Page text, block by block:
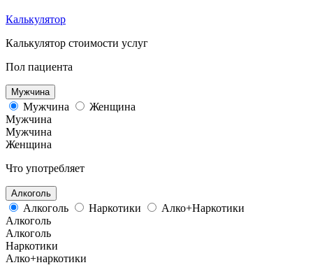
Калькулятор
Калькулятор стоимости услуг
Пол пациента
Мужчина
Мужчина
Женщина
Мужчина
Мужчина
Женщина
Что употребляет
Алкоголь
Алкоголь Наркотики
Алко+Наркотики
Алкоголь
Алкоголь
Наркотики
Алко+наркотики